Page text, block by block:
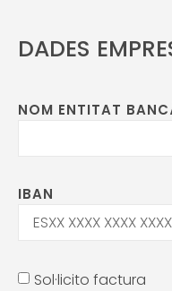
DADES
NOM ENTITAT
IBAN
Sol·licito factura